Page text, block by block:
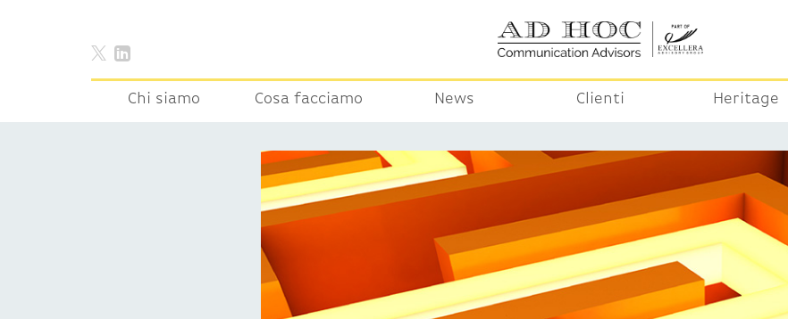
Chi siamo Cosa facciamo News Clienti Heritage